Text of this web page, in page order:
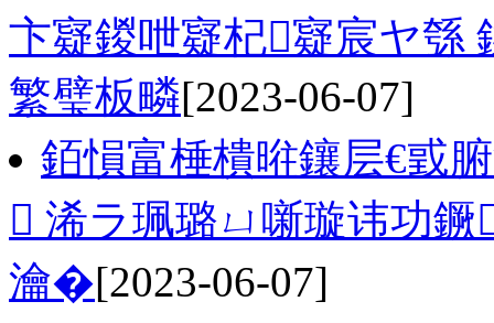
卞寲鍐呭寲杞寲宸ヤ綔
繁璧板疄[2023-06-07]
銆愪富棰樻暀鑲层€戜
 浠ラ珮璐ㄩ噺璇讳功
瀹�[2023-06-07]